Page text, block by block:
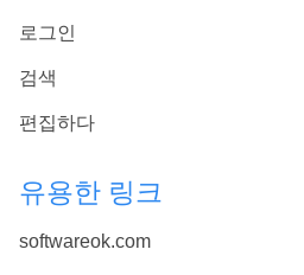
로그인
검색
편집하다
유용한 링크
softwareok.com